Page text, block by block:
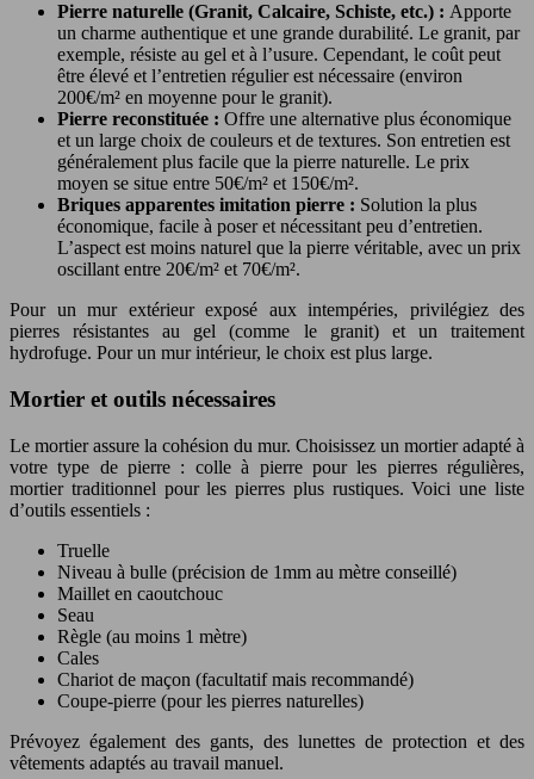
Pierre naturelle (Granit, Calcaire, Schiste, etc.) : Apporte
un charme authentique et une grande durabilité. Le granit, par
exemple, résiste au gel et à l’usure. Cependant, le coût peut
être élevé et l’entretien régulier est nécessaire (environ
200€/m² en moyenne pour le granit).
Pierre reconstituée : Offre une alternative plus économique
et un large choix de couleurs et de textures. Son entretien est
généralement plus facile que la pierre naturelle. Le prix
moyen se situe entre 50€/m² et 150€/m².
Briques apparentes imitation pierre : Solution la plus
économique, facile à poser et nécessitant peu d’entretien.
L’aspect est moins naturel que la pierre véritable, avec un prix
oscillant entre 20€/m² et 70€/m².
Pour un mur extérieur exposé aux intempéries, privilégiez des
pierres résistantes au gel (comme le granit) et un traitement
hydrofuge. Pour un mur intérieur, le choix est plus large.
Mortier et outils nécessaires
Le mortier assure la cohésion du mur. Choisissez un mortier adapté à
votre type de pierre : colle à pierre pour les pierres régulières,
mortier traditionnel pour les pierres plus rustiques. Voici une liste
d’outils essentiels :
Truelle
Niveau à bulle (précision de 1mm au mètre conseillé)
Maillet en caoutchouc
Seau
Règle (au moins 1 mètre)
Cales
Chariot de maçon (facultatif mais recommandé)
Coupe-pierre (pour les pierres naturelles)
Prévoyez également des gants, des lunettes de protection et des
vêtements adaptés au travail manuel.